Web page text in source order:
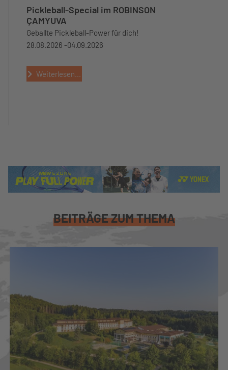
Pickleball-Special im ROBINSON
ÇAMYUVA
Geballte Pickleball-Power für dich!
28.08.2026 -04.09.2026
Weiterlesen...
BEITRÄGE ZUM THEMA